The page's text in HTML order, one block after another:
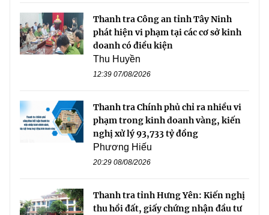
Thanh tra Công an tỉnh Tây Ninh
phát hiện vi phạm tại các cơ sở kinh
doanh có điều kiện
Thu Huyền
12:39 07/08/2026
Thanh tra Chính phủ chỉ ra nhiều vi
phạm trong kinh doanh vàng, kiến
nghị xử lý 93,733 tỷ đồng
Phương Hiếu
20:29 08/08/2026
Thanh tra tỉnh Hưng Yên: Kiến nghị
thu hồi đất, giấy chứng nhận đầu tư